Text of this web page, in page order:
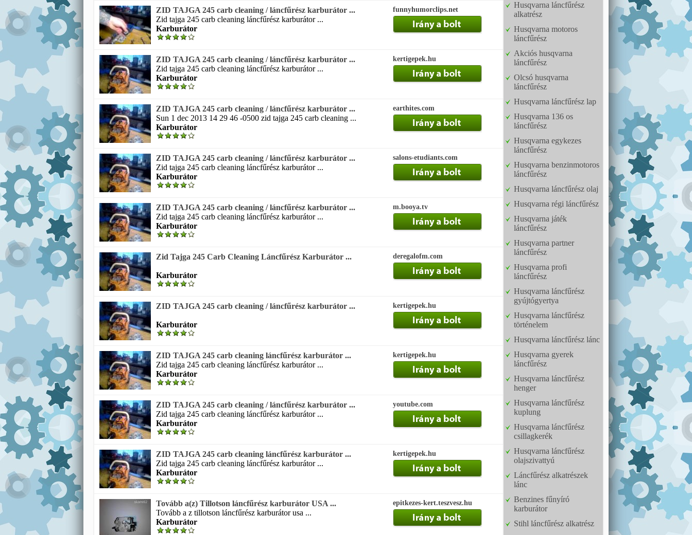
ZID TAJGA 245 carb cleaning / láncfűrész karburátor ...
Zid tajga 245 carb cleaning láncfűrész karburátor ...
Karburátor
funnyhumorclips.net
ZID TAJGA 245 carb cleaning / láncfűrész karburátor ...
Zid tajga 245 carb cleaning láncfűrész karburátor ...
Karburátor
kertigepek.hu
ZID TAJGA 245 carb cleaning / láncfűrész karburátor ...
Sun 1 dec 2013 14 29 46 -0500 zid tajga 245 carb cleaning ...
Karburátor
earthites.com
ZID TAJGA 245 carb cleaning / láncfűrész karburátor ...
Zid tajga 245 carb cleaning láncfűrész karburátor ...
Karburátor
salons-etudiants.com
ZID TAJGA 245 carb cleaning / láncfűrész karburátor ...
Zid tajga 245 carb cleaning láncfűrész karburátor ...
Karburátor
m.booya.tv
Zid Tajga 245 Carb Cleaning Láncfűrész Karburátor ...
Karburátor
deregalofm.com
ZID TAJGA 245 carb cleaning / láncfűrész karburátor ...
Karburátor
kertigepek.hu
ZID TAJGA 245 carb cleaning láncfűrész karburátor ...
Zid tajga 245 carb cleaning láncfűrész karburátor ...
Karburátor
kertigepek.hu
ZID TAJGA 245 carb cleaning / láncfűrész karburátor ...
Zid tajga 245 carb cleaning láncfűrész karburátor ...
Karburátor
youtube.com
ZID TAJGA 245 carb cleaning láncfűrész karburátor ...
Zid tajga 245 carb cleaning láncfűrész karburátor ...
Karburátor
kertigepek.hu
Tovább a(z) Tillotson láncfűrész karburátor USA ...
Tovább a z tillotson láncfűrész karburátor usa ...
Karburátor
epitkezes-kert.teszvesz.hu
Husqvarna láncfűrész
alkatrész
Husqvarna motoros
láncfűrész
Akciós husqvarna
láncfűrész
Olcsó husqvarna
láncfűrész
Husqvarna láncfűrész lap
Husqvarna 136 os
láncfűrész
Husqvarna egykezes
láncfűrész
Husqvarna benzinmotoros
láncfűrész
Husqvarna láncfűrész olaj
Husqvarna régi láncfűrész
Husqvarna játék
láncfűrész
Husqvarna partner
láncfűrész
Husqvarna profi
láncfűrész
Husqvarna láncfűrész
gyújtógyertya
Husqvarna láncfűrész
történelem
Husqvarna láncfűrész lánc
Husqvarna gyerek
láncfűrész
Husqvarna láncfűrész
henger
Husqvarna láncfűrész
kuplung
Husqvarna láncfűrész
csillagkerék
Husqvarna láncfűrész
olajszivattyú
Láncfűrész alkatrészek
lánc
Benzines fűnyíró
karburátor
Stihl láncfűrész alkatrész